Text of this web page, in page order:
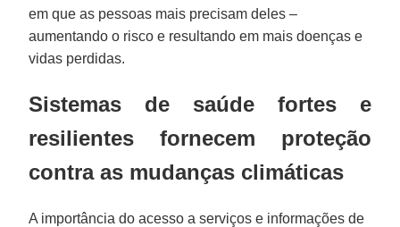
em que as pessoas mais precisam deles –
aumentando o risco e resultando em mais doenças e
vidas perdidas.
Sistemas de saúde fortes e
resilientes fornecem proteção
contra as mudanças climáticas
A importância do acesso a serviços e informações de